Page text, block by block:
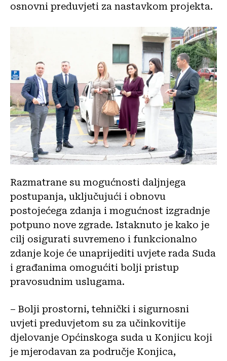
osnovni preduvjeti za nastavkom projekta.
Razmatrane su mogućnosti daljnjega
postupanja, uključujući i obnovu
postojećega zdanja i mogućnost izgradnje
potpuno nove zgrade. Istaknuto je kako je
cilj osigurati suvremeno i funkcionalno
zdanje koje će unaprijediti uvjete rada Suda
i građanima omogućiti bolji pristup
pravosudnim uslugama.
– Bolji prostorni, tehnički i sigurnosni
uvjeti preduvjetom su za učinkovitije
djelovanje Općinskoga suda u Konjicu koji
je mjerodavan za područje Konjica,